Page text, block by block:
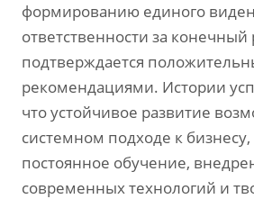
формированию единого
ответственности за конечный
подтверждается
рекомендациями. Истории
что устойчивое развитие
системном подходе к
постоянное обучение‚
современных технологий и